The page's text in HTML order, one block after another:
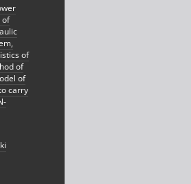
of
of
of
of
carry